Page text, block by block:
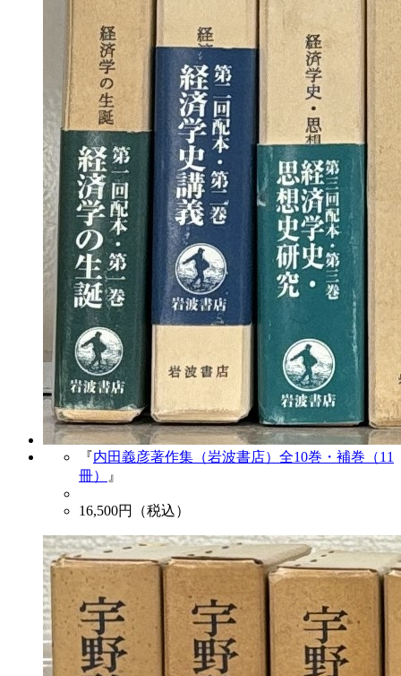
『内田義彦著作集（岩波書店）全10巻・補巻（11
冊）
』
16,500円（税込）